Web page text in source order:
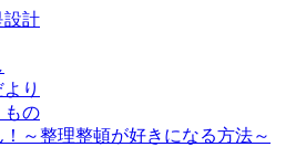
設計
り
もの
～整理整頓が好きになる方法～